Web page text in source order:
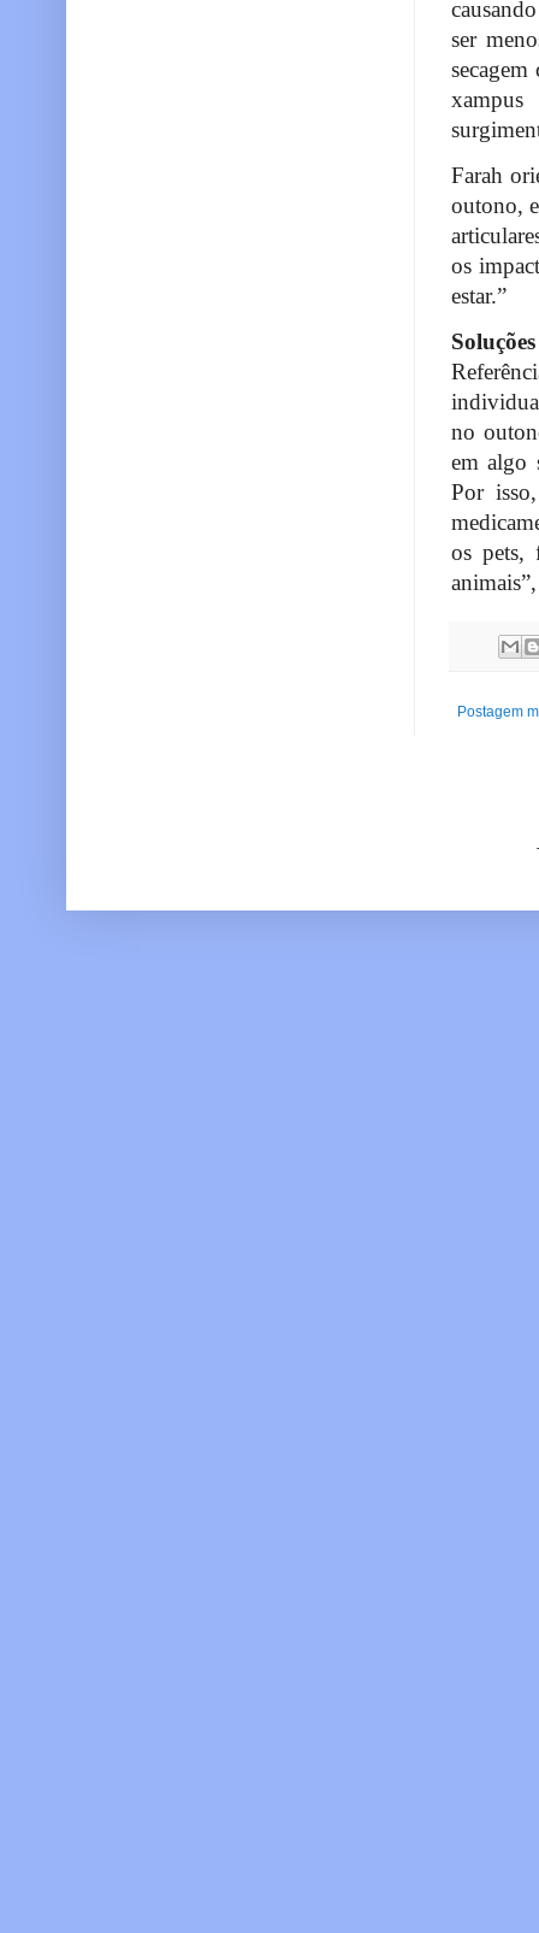
ser
Farah
outono,
os
estar.”
no
em algo
Por
os pets,
Postagem